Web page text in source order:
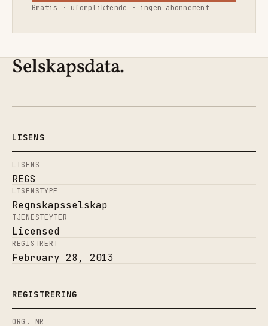
Gratis · uforpliktende · ingen abonnement
Selskapsdata.
LISENS
LISENS
REGS
LISENSTYPE
Regnskapsselskap
TJENESTEYTER
Licensed
REGISTRERT
February 28, 2013
REGISTRERING
ORG. NR